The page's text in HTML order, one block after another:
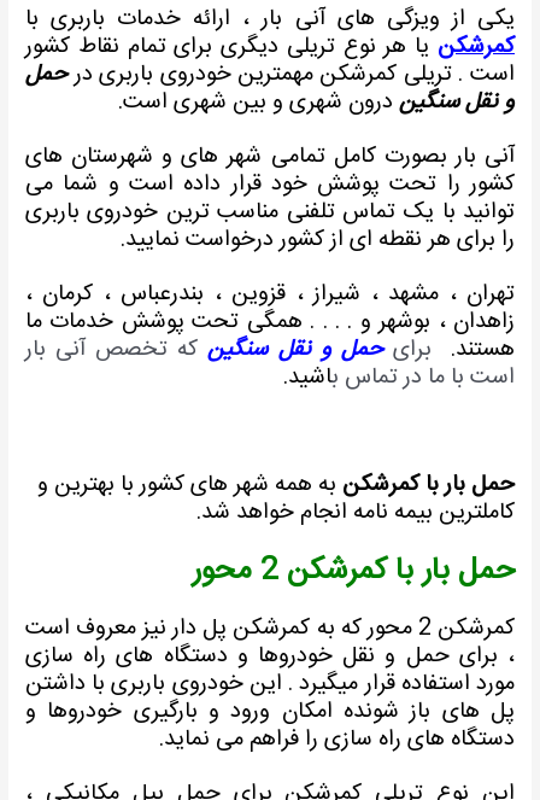
از ویزگی های آنی بار ، ارائه خدمات باربری با
یا هر نوع تریلی دیگری برای تمام نقاط کشور
. تریلی کمرشکن مهمترین خودروی باربری در حمل
نقل سنگیندرون شهری و بین شهری است.
بار بصورت کامل تمامی شهر های و شهرستان های
را تحت پوشش خود قرار داده است و شما می
با یک تماس تلفنی مناسب ترین خودروی باربری
برای هر نقطه ای از کشور درخواست نمایید.
، مشهد ، شیراز ، قزوین ، بندرعباس ، کرمان ،
، بوشهر و . . . . همگی تحت پوشش خدمات ما
برایحمل و نقل سنگینکه تخصص آنی بار
با ما در تماس باشید.
بار با کمرشکنبه همه شهر های کشور با بهترین و
بیمه نامه انجام خواهد شد.
بار با کمرشکن 2 محور
کمرشکن 2 محور که به کمرشکن پل دار نیز معروف است
برای حمل و نقل خودروها و دستگاه های راه سازی
استفاده قرار میگیرد . این خودروی باربری با داشتن
های باز شونده امکان ورود و بارگیری خودروها و
های راه سازی را فراهم می نماید.